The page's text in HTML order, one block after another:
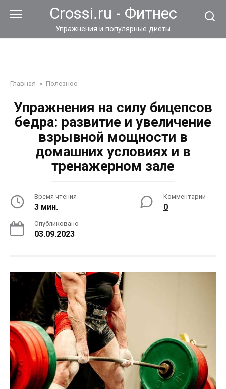
Crossi.ru - Фитнес
Упражнения и популярные диеты
Главная » Полезное
Упражнения на силу бицепсов
бедра: развитие и увеличение
взрывной мощности в
домашних условиях и в
тренажерном зале
Время чтения
3 мин.
Комментарии
0
Опубликовано
03.09.2023